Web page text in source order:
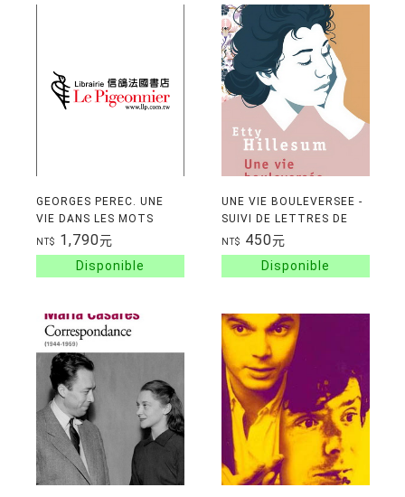
GEORGES PEREC. UNE
VIE DANS LES MOTS
NT$ 1,790元
UNE VIE BOULEVERSEE -
SUIVI DE LETTRES DE
WESTERBORK
NT$ 450元